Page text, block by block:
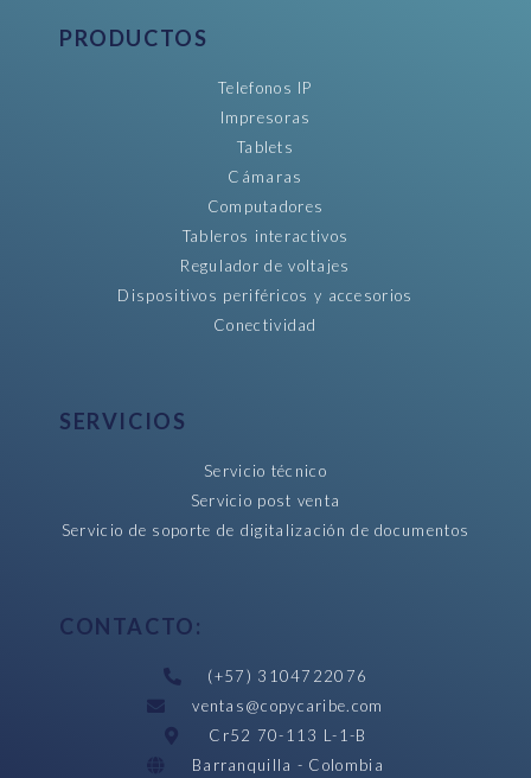
PRODUCTOS
Telefonos IP
Impresoras
Tablets
Cámaras
Computadores
Tableros interactivos
Regulador de voltajes
Dispositivos periféricos y accesorios
Conectividad
SERVICIOS
Servicio técnico
Servicio post venta
Servicio de soporte de digitalización de documentos
CONTACTO:
(+57) 3104722076
ventas@copycaribe.com
Cr52 70-113 L-1-B
Barranquilla - Colombia